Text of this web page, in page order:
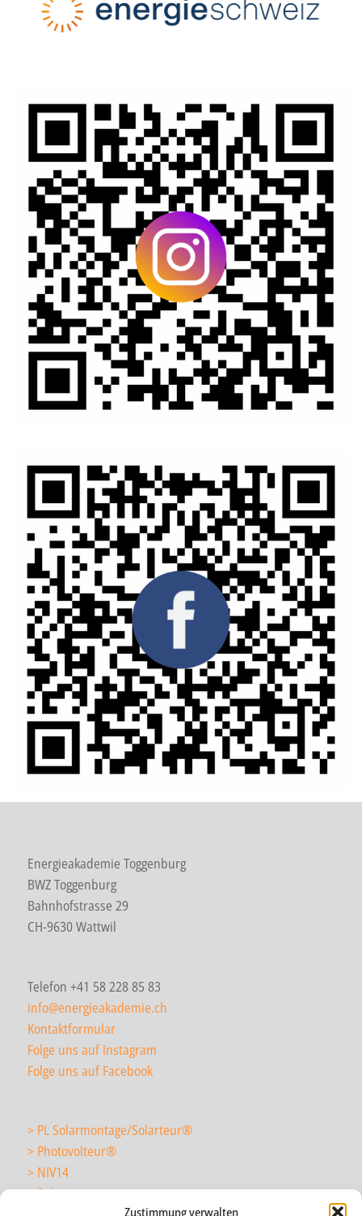
Zustimmung verwalten
Energieakademie Toggenburg
BWZ Toggenburg
Bahnhofstrasse 29
CH-9630 Wattwil
Telefon +41 58 228 85 83
info@energieakademie.ch
Kontaktformular
Folge uns auf Instagram
Folge uns auf Facebook
> PL Solarmontage/Solarteur®
> Photovolteur®
> NIV14
> Solarmonteur